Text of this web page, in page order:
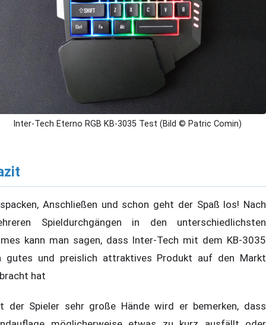
Inter-Tech Eterno RGB KB-3035 Test (Bild © Patric Comin)
Anschließen und schon geht der Spaß los! Nach
Spieldurchgängen in den unterschiedlichsten
kann man sagen, dass Inter-Tech mit dem KB-3035
gutes und preislich attraktives Produkt auf den Markt
hat
der Spieler sehr große Hände wird er bemerken, dass